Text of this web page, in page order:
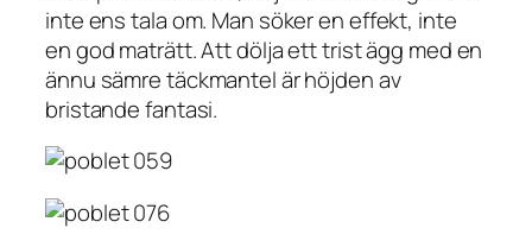
inte ens tala om. Man söker en effekt, inte
en god maträtt. Att dölja ett trist ägg med en
ännu sämre täckmantel är höjden av
bristande fantasi.